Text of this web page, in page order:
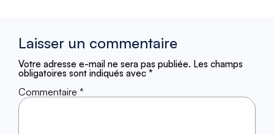
Laisser un commentaire
Votre adresse e-mail ne sera pas publiée. Les champs
obligatoires sont indiqués avec *
Commentaire *